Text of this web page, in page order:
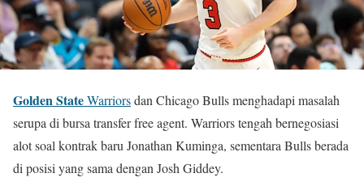
Golden StateWarriorsdan Chicago Bulls menghadapi masalah
serupa di bursa transfer free agent. Warriors tengah bernegosiasi
alot soal kontrak baru Jonathan Kuminga, sementara Bulls berada
di posisi yang sama dengan Josh Giddey.